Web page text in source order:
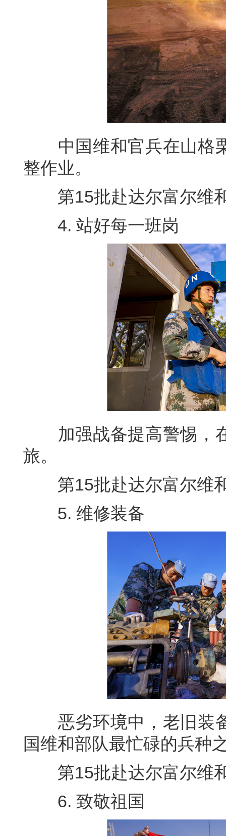
中国维和官兵在山格栗
整作业。
第15批赴达尔富尔维
4. 站好每一班岗
加强战备提高警惕，在
旅。
第15批赴达尔富尔维
5. 维修装备
恶劣环境中，老旧装备
国维和部队最忙碌的兵种
第15批赴达尔富尔维
6. 致敬祖国